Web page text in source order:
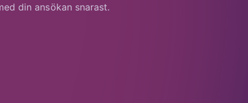
din ansökan snarast.